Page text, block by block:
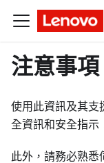
注意事項
使用此資訊及其支
全資訊和安全指示
此外，請務必熟悉